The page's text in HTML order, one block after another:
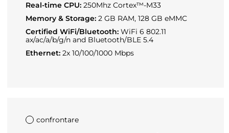
Real-time CPU: 250Mhz Cortex™-M33
Memory & Storage: 2 GB RAM, 128 GB eMMC
Certified WiFi/Bluetooth: WiFi 6 802.11
ax/ac/a/b/g/n and Bluetooth/BLE 5.4
Ethernet: 2x 10/100/1000 Mbps
confrontare